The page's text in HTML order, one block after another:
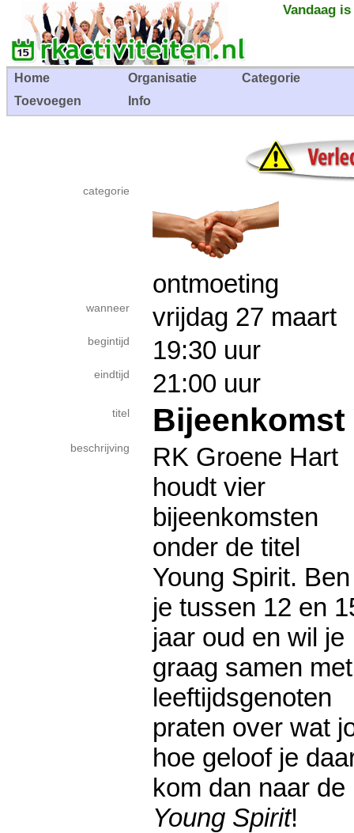
Vandaag
Home Organisatie
Categorie
Toevoegen
Info
categorie
ontmoeting
wanneer vrijdag 27
begintijd 19:30 uur
eindtijd 21:00 uur
titel
beschrijving
RK Groene Hart
houdt vier
bijeenkomsten
onder de titel
Young Spirit. Ben
je tussen 12 en
jaar oud en wil je
graag samen met
leeftijdsgenoten
praten over wat
hoe geloof je
kom dan naar
Young Spirit!